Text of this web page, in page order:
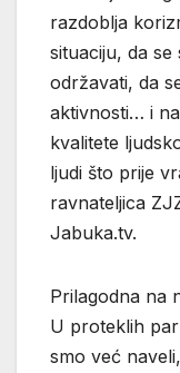
razdoblja
situaciju, da
održavati, da
aktivnosti… i
kvalitete
ljudi što prije
ravnateljica
Jabuka.tv.
Prilagodna na
U proteklih
smo već